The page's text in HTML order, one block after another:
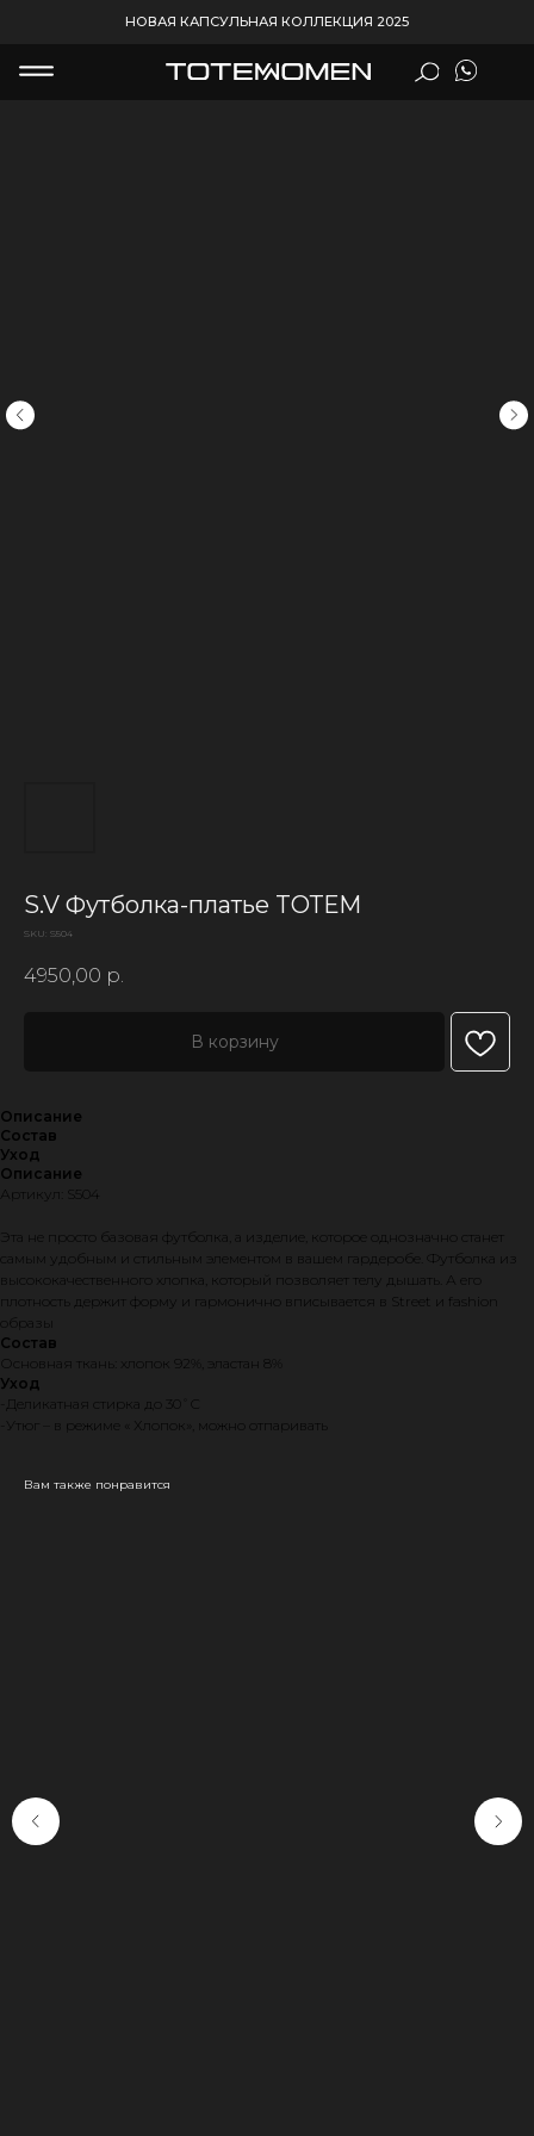
НОВАЯ КАПСУЛЬНАЯ КОЛЛЕКЦИЯ 2025
S.V Футболка-платье TОТЕМ
SKU: S504
4950,00 р.
В корзину
Описание
Состав
Уход
Описание
Артикул: S504
Эта не просто базовая футболка, а изделие, которое однозначно станет
самым удобным и стильным элементом в вашем гардеробе. Футболка из
высококачественного хлопка, который позволяет телу дышать. А его
плотность держит форму и гармонично вписывается в Street и fashion
образы
Состав
Основная ткань: хлопок 92%, эластан 8%
Уход
-Деликатная стирка до 30˚С
-Утюг – в режиме « Хлопок», можно отпаривать
Вам также понравится